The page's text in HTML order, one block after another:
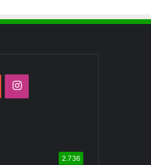
Instagram
2.736